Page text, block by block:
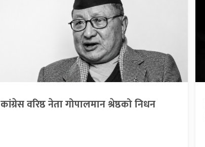
कांग्रेस वरिष्ठ नेता गोपालमान श्रेष्ठको निधन